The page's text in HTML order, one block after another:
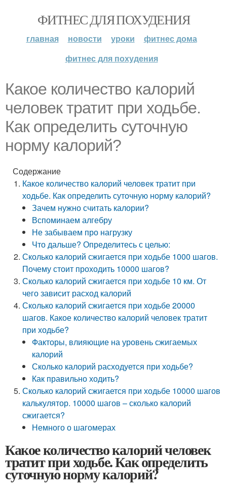
ФИТНЕС ДЛЯ ПОХУДЕНИЯ
главная новости уроки
фитнес дома
фитнес для похудения
Какое количество калорий
человек тратит при ходьбе.
Как определить суточную
норму калорий?
Содержание
Какое количество калорий человек тратит при
ходьбе. Как определить суточную норму калорий?
Зачем нужно считать калории?
Вспоминаем алгебру
Не забываем про нагрузку
Что дальше? Определитесь с целью:
Сколько калорий сжигается при ходьбе 1000 шагов.
Почему стоит проходить 10000 шагов?
Сколько калорий сжигается при ходьбе 10 км. От
чего зависит расход калорий
Сколько калорий сжигается при ходьбе 20000
шагов. Какое количество калорий человек тратит
при ходьбе?
Факторы, влияющие на уровень сжигаемых
калорий
Сколько калорий расходуется при ходьбе?
Как правильно ходить?
Сколько калорий сжигается при ходьбе 10000 шагов
калькулятор. 10000 шагов – сколько калорий
сжигается?
Немного о шагомерах
Какое количество калорий человек
тратит при ходьбе. Как определить
суточную норму калорий?